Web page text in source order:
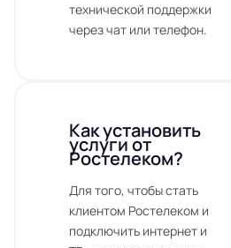
технической поддержки
через чат или телефон.
Как установить
услуги от
Ростелеком?
Для того, чтобы стать
клиентом Ростелеком и
подключить интернет и